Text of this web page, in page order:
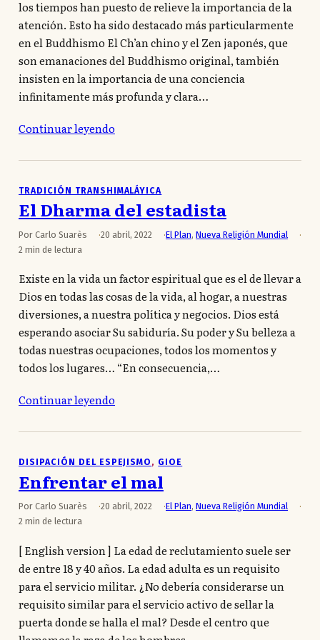
los tiempos han puesto de relieve la importancia de la
atención. Esto ha sido destacado más particularmente
en el Buddhismo El Ch’an chino y el Zen japonés, que
son emanaciones del Buddhismo original, también
insisten en la importancia de una conciencia
infinitamente más profunda y clara…
Continuar leyendo
TRADICIÓN TRANSHIMALÁYICA
El Dharma del estadista
Por Carlo Suarès 20 abril, 2022 El Plan, Nueva Religión Mundial
2 min de lectura
Existe en la vida un factor espiritual que es el de llevar a
Dios en todas las cosas de la vida, al hogar, a nuestras
diversiones, a nuestra política y negocios. Dios está
esperando asociar Su sabiduría. Su poder y Su belleza a
todas nuestras ocupaciones, todos los momentos y
todos los lugares… “En consecuencia,…
Continuar leyendo
DISIPACIÓN DEL ESPEJISMO , GIOE
Enfrentar el mal
Por Carlo Suarès 20 abril, 2022 El Plan, Nueva Religión Mundial
2 min de lectura
[ English version ] La edad de reclutamiento suele ser
de entre 18 y 40 años. La edad adulta es un requisito
para el servicio militar. ¿No debería considerarse un
requisito similar para el servicio activo de sellar la
puerta donde se halla el mal? Desde el centro que